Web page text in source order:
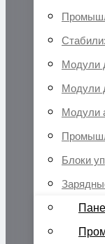
Модули
Модули
Модули
Блоки